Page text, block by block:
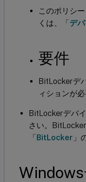
このポリシ
くは、「デ
要件
BitLockerデ
ィションが必
BitLockerデバ
さい。
「BitLocker 」